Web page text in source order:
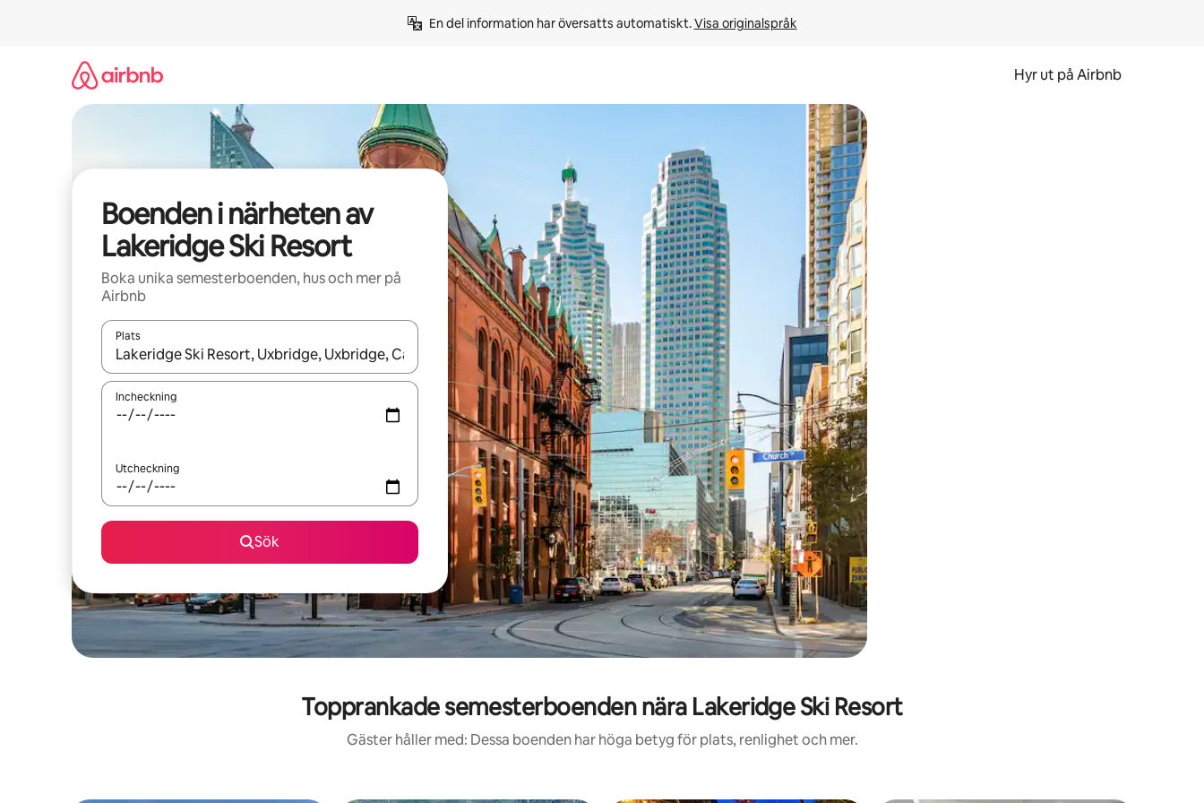
En del information har översatts automatiskt. Visa originalspråk
Hyr ut på Airbnb
Boenden i närheten av
Lakeridge Ski Resort
Boka unika semesterboenden, hus och mer på
Airbnb
Plats
När resultaten är tillgängliga kan du navigera med upp- och nedåtpilarna eller utforska genom att trycka eller svepa.
Incheckning
Utcheckning
Sök
Topprankade semesterboenden nära Lakeridge Ski Resort
Gäster håller med: Dessa boenden har höga betyg för plats, renlighet och mer.